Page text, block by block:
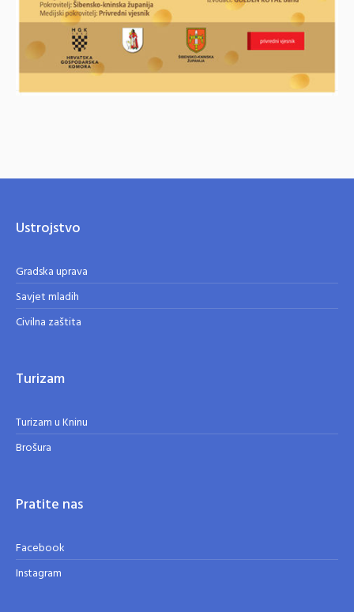
Ustrojstvo
Gradska uprava
Savjet mladih
Civilna zaštita
Turizam
Turizam u Kninu
Brošura
Pratite nas
Facebook
Instagram